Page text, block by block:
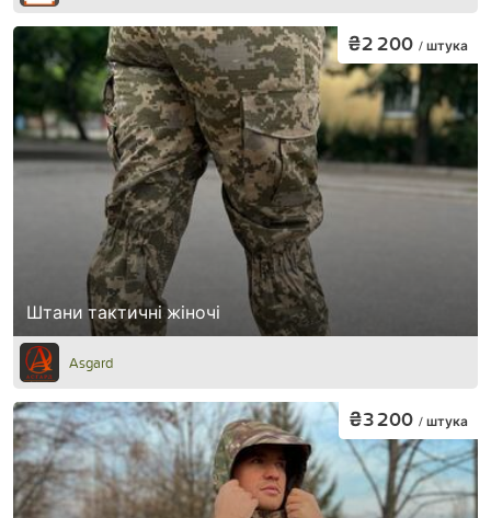
Штани тактичні жіночі
₴2 200 / штука
Asgard
₴3 200 / штука